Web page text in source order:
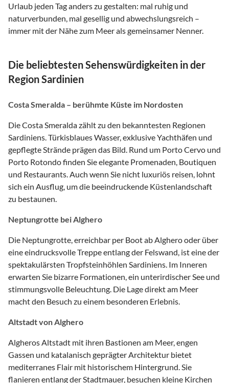
Urlaub jeden Tag anders zu gestalten: mal ruhig und
naturverbunden, mal gesellig und abwechslungsreich –
immer mit der Nähe zum Meer als gemeinsamer Nenner.
Die beliebtesten Sehenswürdigkeiten in der
Region Sardinien
Costa Smeralda – berühmte Küste im Nordosten
Die Costa Smeralda zählt zu den bekanntesten Regionen
Sardiniens. Türkisblaues Wasser, exklusive Yachthäfen und
gepflegte Strände prägen das Bild. Rund um Porto Cervo und
Porto Rotondo finden Sie elegante Promenaden, Boutiquen
und Restaurants. Auch wenn Sie nicht luxuriös reisen, lohnt
sich ein Ausflug, um die beeindruckende Küstenlandschaft
zu bestaunen.
Neptungrotte bei Alghero
Die Neptungrotte, erreichbar per Boot ab Alghero oder über
eine eindrucksvolle Treppe entlang der Felswand, ist eine der
spektakulärsten Tropfsteinhöhlen Sardiniens. Im Inneren
erwarten Sie bizarre Formationen, ein unterirdischer See und
stimmungsvolle Beleuchtung. Die Lage direkt am Meer
macht den Besuch zu einem besonderen Erlebnis.
Altstadt von Alghero
Algheros Altstadt mit ihren Bastionen am Meer, engen
Gassen und katalanisch geprägter Architektur bietet
mediterranes Flair mit historischem Hintergrund. Sie
flanieren entlang der Stadtmauer, besuchen kleine Kirchen